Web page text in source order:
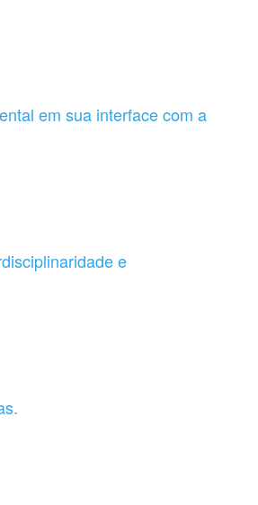
em sua interface com a
e